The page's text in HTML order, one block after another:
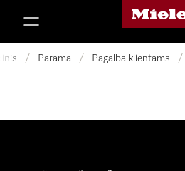
"Miele"
/ Parama / Pagalba klientams /